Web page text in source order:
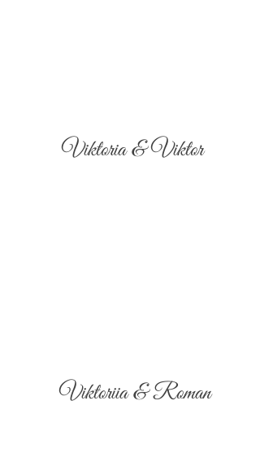
Viktoria & Viktor
Viktoriia & Roman